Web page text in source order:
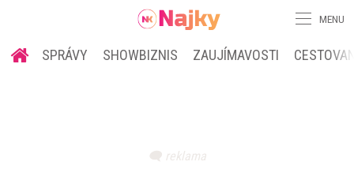
MENU
SPRÁVY SHOWBIZNIS ZAUJÍMAVOSTI